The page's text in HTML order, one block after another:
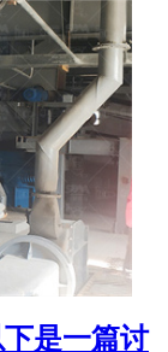
是一篇讨